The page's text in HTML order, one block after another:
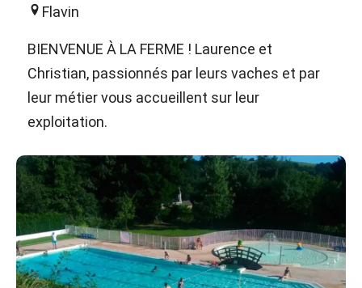
Flavin
BIENVENUE À LA FERME ! Laurence et
Christian, passionnés par leurs vaches et par
leur métier vous accueillent sur leur
exploitation.